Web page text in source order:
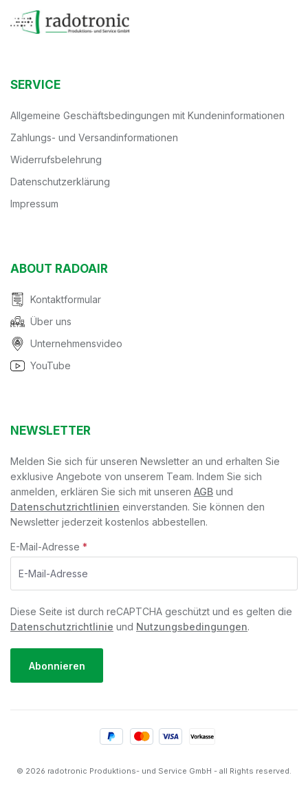
SERVICE
Allgemeine Geschäftsbedingungen mit Kundeninformationen
Zahlungs- und Versandinformationen
Widerrufsbelehrung
Datenschutzerklärung
Impressum
ABOUT RADOAIR
Kontaktformular
Über uns
Unternehmensvideo
YouTube
NEWSLETTER
Melden Sie sich für unseren Newsletter an und erhalten Sie
exklusive Angebote von unserem Team. Indem Sie sich
anmelden, erklären Sie sich mit unseren AGB und
Datenschutzrichtlinien einverstanden. Sie können den
Newsletter jederzeit kostenlos abbestellen.
E-Mail-Adresse *
Diese Seite ist durch reCAPTCHA geschützt und es gelten die
Datenschutzrichtlinie und Nutzungsbedingungen.
Abonnieren
© 2026 radotronic Produktions- und Service GmbH - all Rights reserved.